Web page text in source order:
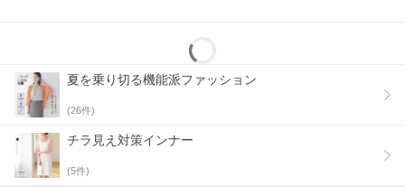
夏を乗り切る機能派ファッション
(26件)
チラ見え対策インナー
(5件)